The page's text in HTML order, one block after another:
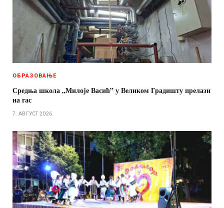
ОБРАЗОВАЊЕ
Средња школа „Милоје Васић” у Великом Градишту прелази
на гас
7. АВГУСТ 2026.